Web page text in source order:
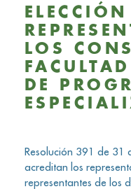
ELECCIÓN
LOS
DE
Resolución 391 de 31
acreditan los
representantes de los